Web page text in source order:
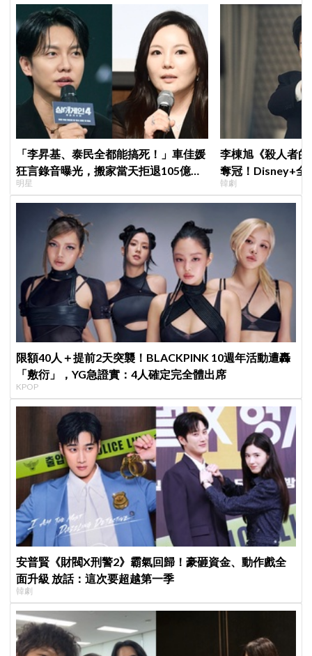
「李昇基、泰民全都能搞死！」車佳媛
狂言錄音曝光，搬家當天拒退105億保
證金、糾紛再升級
明星
李棟旭《殺人者
奪冠！Disney+全
紀錄
韓劇
限額40人＋提前2天突襲！BLACKPINK 10週年活動遭轟
「敷衍」，YG急證實：4人確定完全體出席
KPOP
安普賢《財閥X刑警2》霸氣回歸！豪砸資金、動作戲全
面升級 放話：這次要超越第一季
韓劇